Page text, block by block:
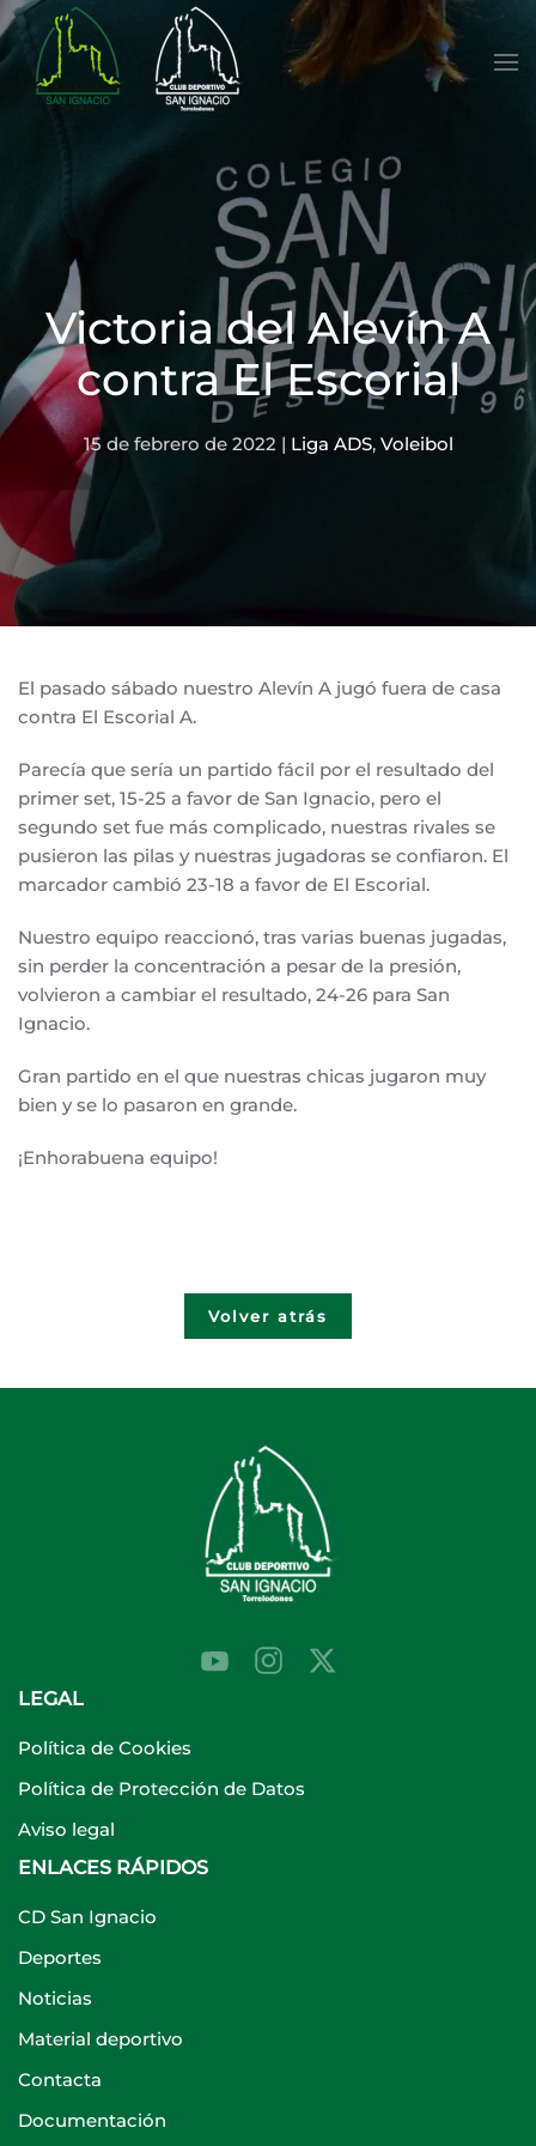
Skip to main content
Victoria del Alevín A
contra El Escorial
15 de febrero de 2022 | Liga ADS, Voleibol
El pasado sábado nuestro Alevín A jugó fuera de casa
contra El Escorial A.
Parecía que sería un partido fácil por el resultado del
primer set, 15-25 a favor de San Ignacio, pero el
segundo set fue más complicado, nuestras rivales se
pusieron las pilas y nuestras jugadoras se confiaron. El
marcador cambió 23-18 a favor de El Escorial.
Nuestro equipo reaccionó, tras varias buenas jugadas,
sin perder la concentración a pesar de la presión,
volvieron a cambiar el resultado, 24-26 para San
Ignacio.
Gran partido en el que nuestras chicas jugaron muy
bien y se lo pasaron en grande.
¡Enhorabuena equipo!
Volver atrás
LEGAL
Política de Cookies
Política de Protección de Datos
Aviso legal
ENLACES RÁPIDOS
CD San Ignacio
Deportes
Noticias
Material deportivo
Contacta
Documentación